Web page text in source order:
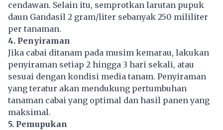
cendawan. Selain itu, semprotkan larutan pupuk
daun Gandasil 2 gram/liter sebanyak 250 mililiter
per tanaman.
4. Penyiraman
Jika cabai ditanam pada musim kemarau, lakukan
penyiraman setiap 2 hingga 3 hari sekali, atau
sesuai dengan kondisi media tanam. Penyiraman
yang teratur akan mendukung pertumbuhan
tanaman cabai yang optimal dan hasil panen yang
maksimal.
5. Pemupukan